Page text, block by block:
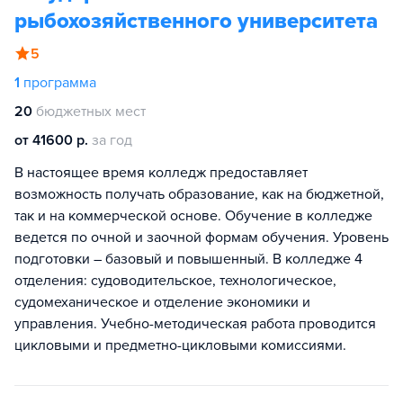
рыбохозяйственного университета
5
1 программа
20 бюджетных мест
от 41600 р. за год
В настоящее время колледж предоставляет
возможность получать образование, как на бюджетной,
так и на коммерческой основе. Обучение в колледже
ведется по очной и заочной формам обучения. Уровень
подготовки – базовый и повышенный. В колледже 4
отделения: судоводительское, технологическое,
судомеханическое и отделение экономики и
управления. Учебно-методическая работа проводится
цикловыми и предметно-цикловыми комиссиями.